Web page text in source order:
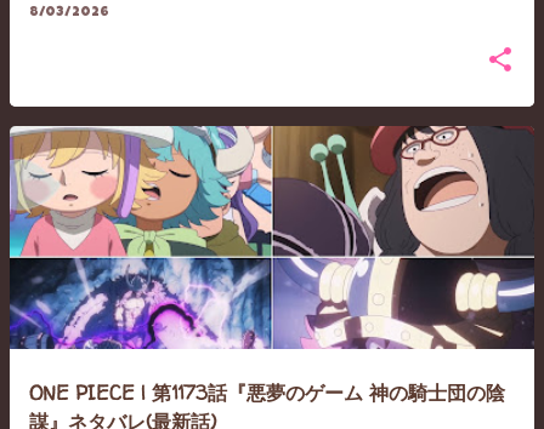
8/03/2026
ONE PIECE | 第1173話『悪夢のゲーム 神の騎士団の陰
謀』ネタバレ(最新話)